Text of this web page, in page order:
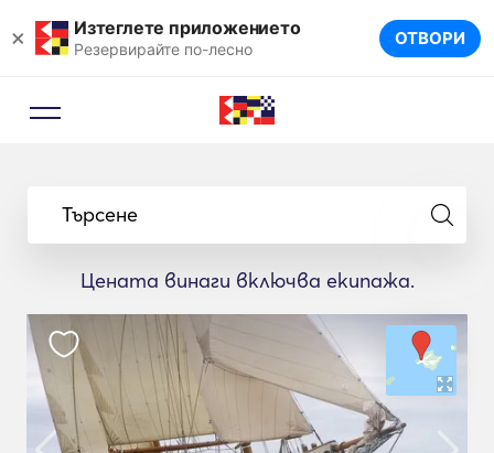
× Изтеглете приложението
Резервирайте по-лесно ОТВОРИ
Търсене
Цената винаги включва екипажа.